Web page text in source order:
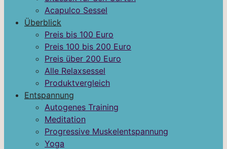
Acapulco Sessel
Überblick
Preis bis 100 Euro
Preis 100 bis 200 Euro
Preis über 200 Euro
Alle Relaxsessel
Produktvergleich
Entspannung
Autogenes Training
Meditation
Progressive Muskelentspannung
Yoga